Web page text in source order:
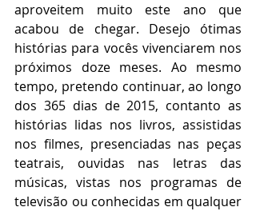
aproveitem muito este ano que
acabou de chegar. Desejo ótimas
histórias para vocês vivenciarem nos
próximos doze meses. Ao mesmo
tempo, pretendo continuar, ao longo
dos 365 dias de 2015, contanto as
histórias lidas nos livros, assistidas
nos filmes, presenciadas nas peças
teatrais, ouvidas nas letras das
músicas, vistas nos programas de
televisão ou conhecidas em qualquer